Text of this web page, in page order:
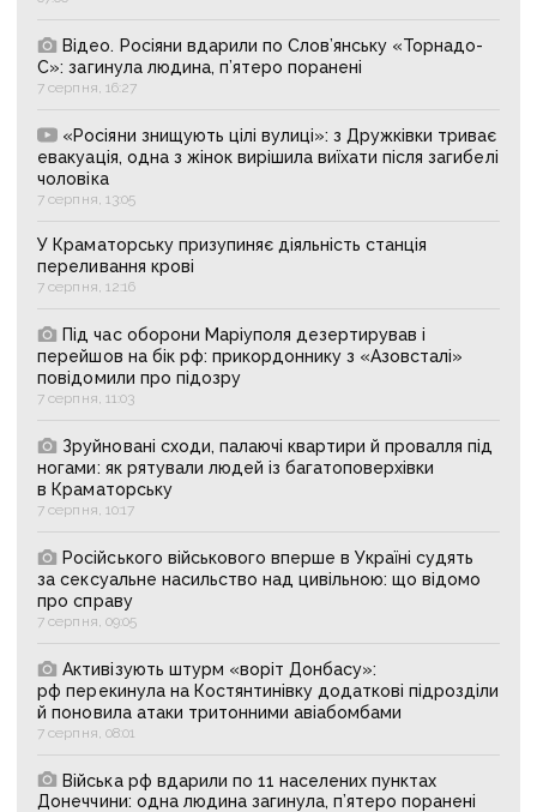
Відео. Росіяни вдарили по Слов’янську «Торнадо-
С»: загинула людина, п’ятеро поранені
7 серпня, 16:27
«Росіяни знищують цілі вулиці»: з Дружківки триває
евакуація, одна з жінок вирішила виїхати після загибелі
чоловіка
7 серпня, 13:05
У Краматорську призупиняє діяльність станція
переливання крові
7 серпня, 12:16
Під час оборони Маріуполя дезертирував і
перейшов на бік рф: прикордоннику з «Азовсталі»
повідомили про підозру
7 серпня, 11:03
Зруйновані сходи, палаючі квартири й провалля під
ногами: як рятували людей із багатоповерхівки
в Краматорську
7 серпня, 10:17
Російського військового вперше в Україні судять
за сексуальне насильство над цивільною: що відомо
про справу
7 серпня, 09:05
Активізують штурм «воріт Донбасу»:
рф перекинула на Костянтинівку додаткові підрозділи
й поновила атаки тритонними авіабомбами
7 серпня, 08:01
Війська рф вдарили по 11 населених пунктах
Донеччини: одна людина загинула, п’ятеро поранені